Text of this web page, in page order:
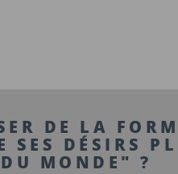
DE LA
SES DÉSIRS
DU MONDE" ?